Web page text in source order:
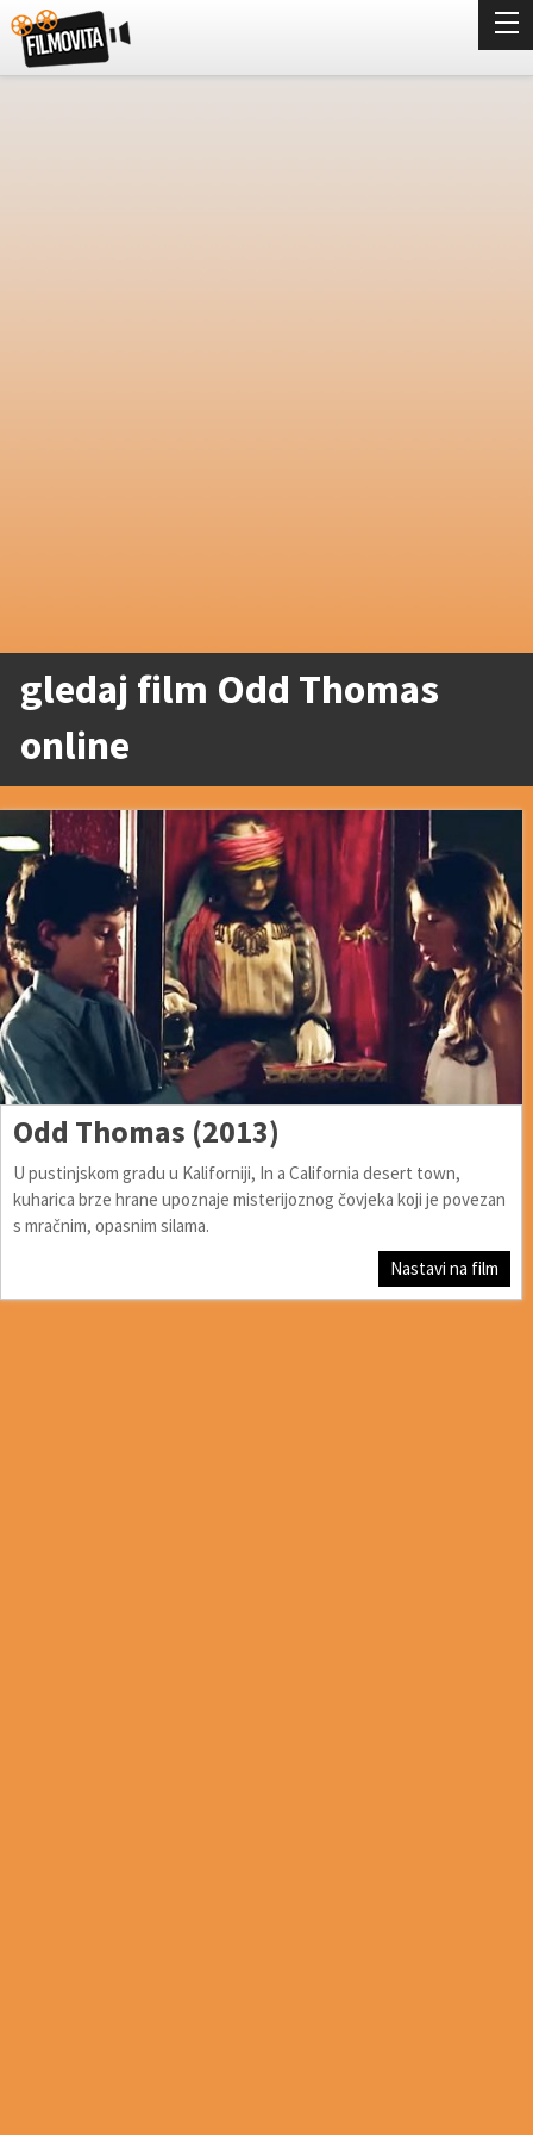
gledaj film Odd Thomas
online
Odd Thomas (2013)
U pustinjskom gradu u Kaliforniji, In a California desert town,
kuharica brze hrane upoznaje misterijoznog čovjeka koji je povezan
s mračnim, opasnim silama.
Nastavi na film